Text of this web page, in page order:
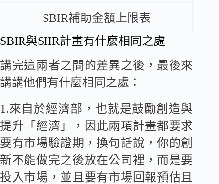
SBIR補助金額上限表
SBIR與SIIR計畫有什麼相同之處
講完這兩者之間的差異之後，最後來
講講他們有什麼相同之處：
1.來自於經濟部，也就是鼓勵創造與
提升「經濟」，因此兩項計畫都要求
要有市場驗證期，換句話說，你的創
新不能做完之後放在公司裡，而是要
投入市場，並且要有市場回報預估且